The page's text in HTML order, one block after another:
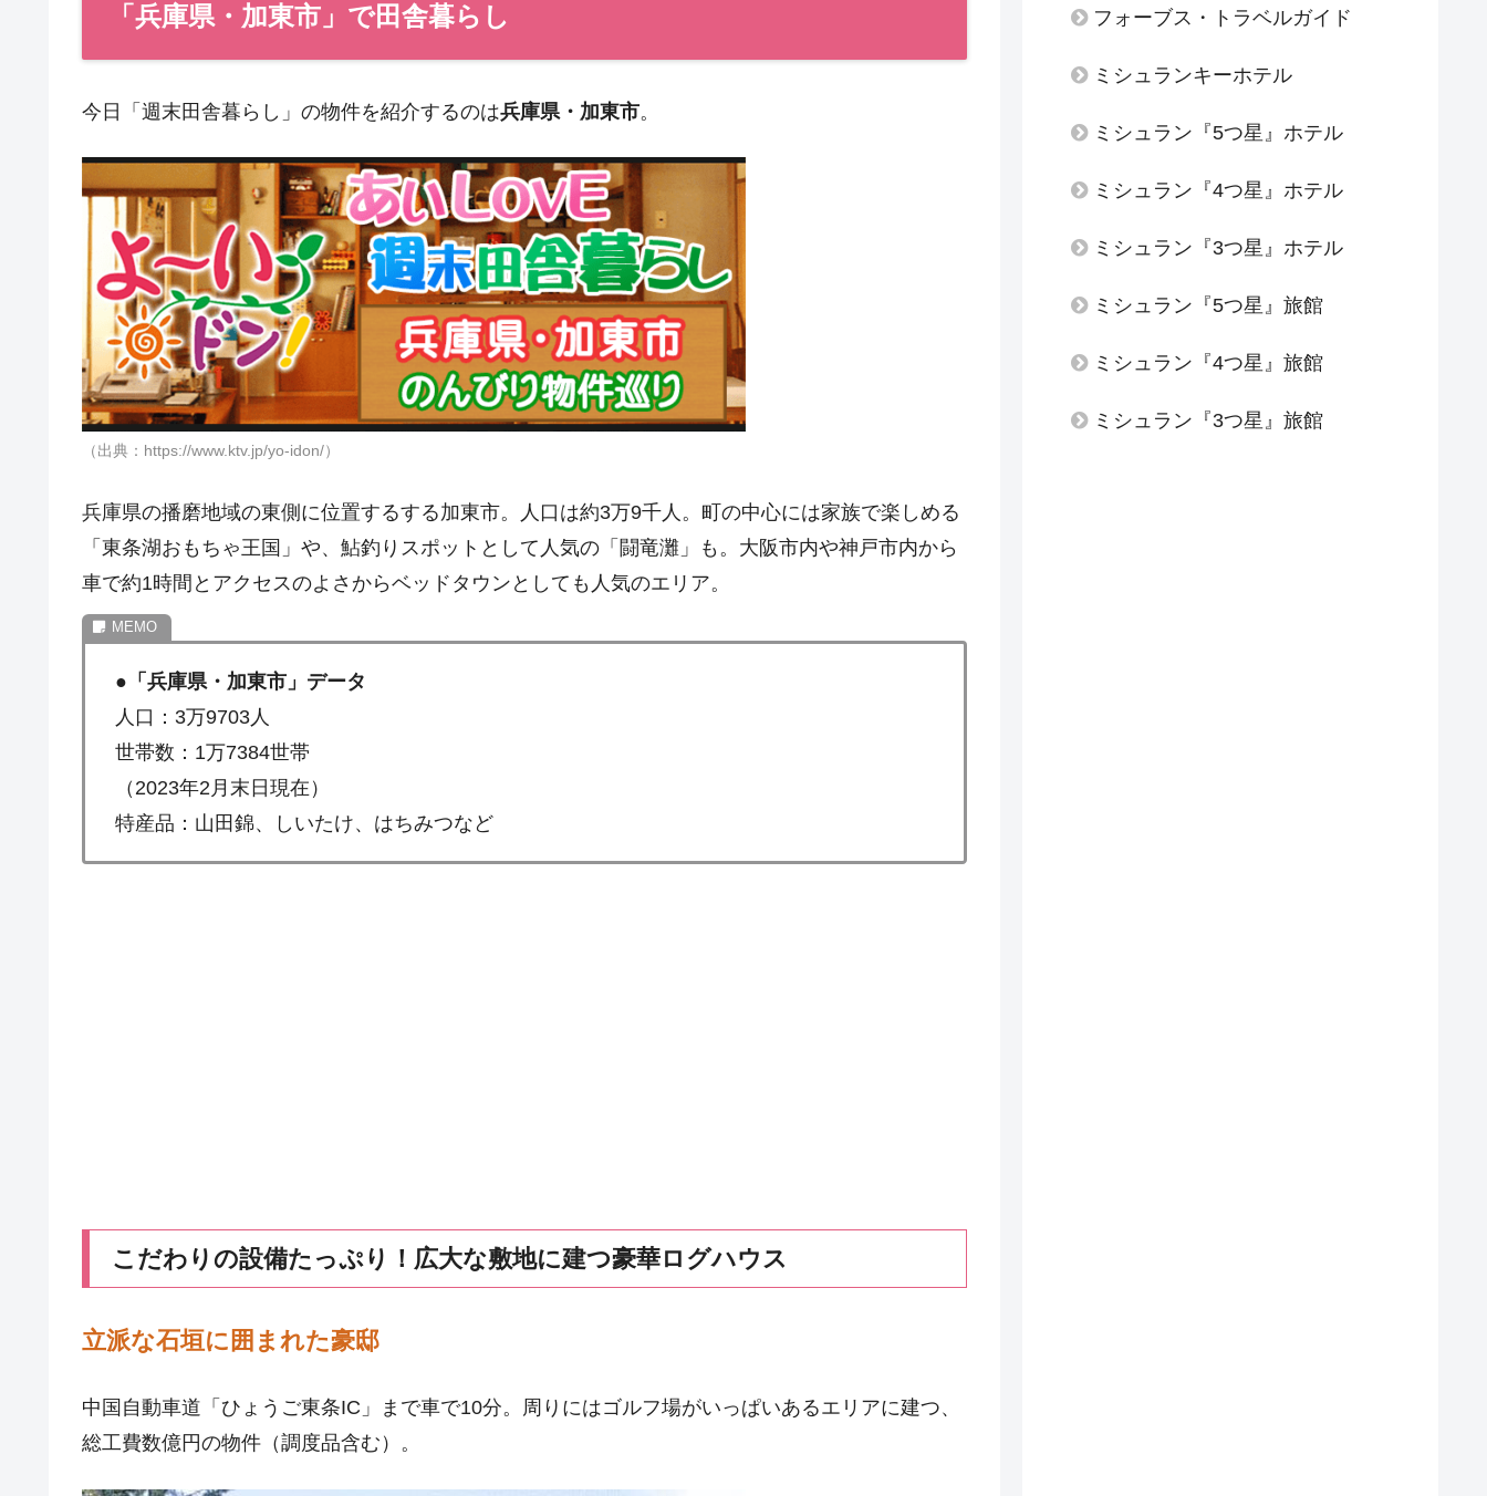
「兵庫県・加東市」で田舎暮らし
今日「週末田舎暮らし」の物件を紹介するのは兵庫県・加東市。
（出典：https://www.ktv.jp/yo-idon/）
兵庫県の播磨地域の東側に位置するする加東市。人口は約3万9千人。町の中心には家族で楽しめる
「東条湖おもちゃ王国」や、鮎釣りスポットとして人気の「闘竜灘」も。大阪市内や神戸市内から
車で約1時間とアクセスのよさからベッドタウンとしても人気のエリア。
● 「兵庫県・加東市」データ
人口：3万9703人
世帯数：1万7384世帯
（2023年2月末日現在）
特産品：山田錦、しいたけ、はちみつなど
こだわりの設備たっぷり！広大な敷地に建つ豪華ログハウス
立派な石垣に囲まれた豪邸
中国自動車道「ひょうご東条IC」まで車で10分。周りにはゴルフ場がいっぱいあるエリアに建つ、
総工費数億円の物件（調度品含む）。
フォーブス・トラベルガイド
ミシュランキーホテル
ミシュラン『5つ星』ホテル
ミシュラン『4つ星』ホテル
ミシュラン『3つ星』ホテル
ミシュラン『5つ星』旅館
ミシュラン『4つ星』旅館
ミシュラン『3つ星』旅館